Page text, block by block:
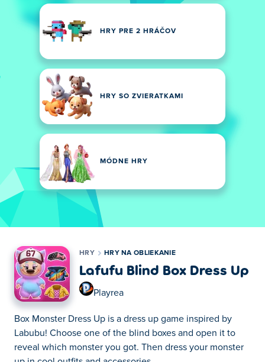
HRY PRE 2 HRÁČOV
HRY SO ZVIERATKAMI
MÓDNE HRY
HRY HRY NA OBLIEKANIE
Lafufu Blind Box Dress Up
Playrea
Box Monster Dress Up is a dress up game inspired by
Labubu! Choose one of the blind boxes and open it to
reveal which monster you got. Then dress your monster